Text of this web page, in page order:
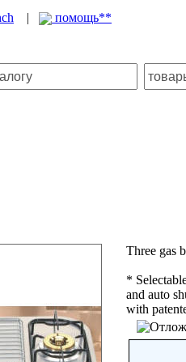
| помощь**
Three gas
*
and auto
with